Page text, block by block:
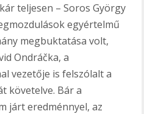
teljesen – Soros György
egyértelmű
megbuktatása volt,
Ondráčka, a
vezetője is felszólalt a
követelve. Bár a
járt eredménnyel, az